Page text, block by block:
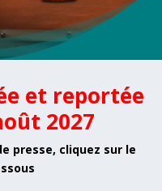
et reportée
2027
presse, cliquez sur le